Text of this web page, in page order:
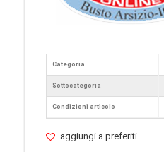
Categoria
Sottocategoria
Condizioni articolo
aggiungi a preferiti